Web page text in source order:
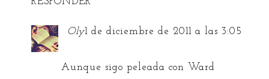
Oly1 de diciembre de 2011 a las 3:05
Aunque sigo peleada con Ward